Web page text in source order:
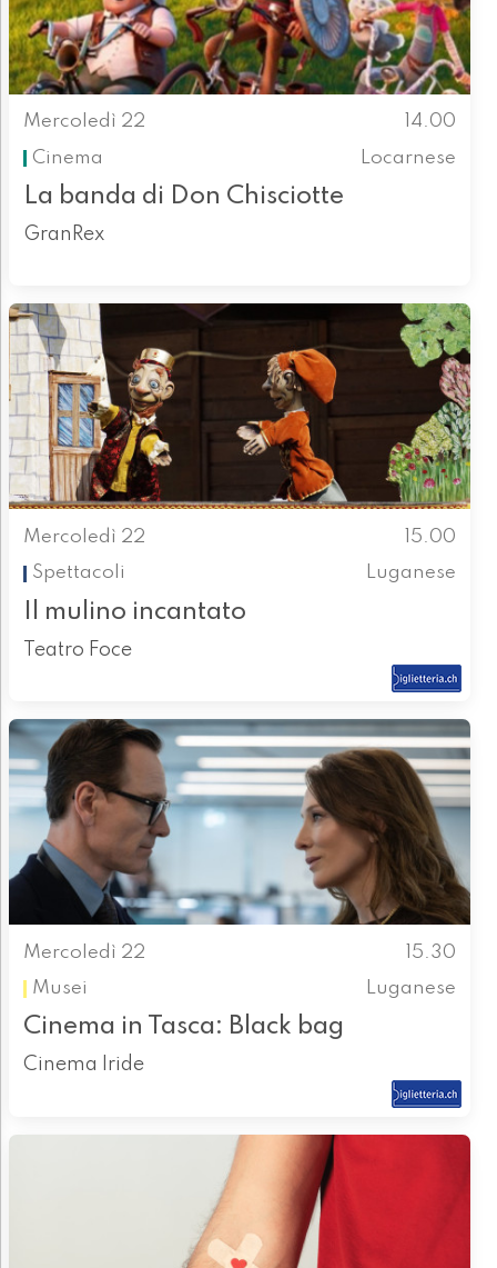
Mercoledì 22
14.00
Cinema
Locarnese
La banda di Don Chisciotte
GranRex
Mercoledì 22
15.00
Spettacoli
Luganese
Il mulino incantato
Teatro Foce
Mercoledì 22
15.30
Musei
Luganese
Cinema in Tasca: Black bag
Cinema Iride